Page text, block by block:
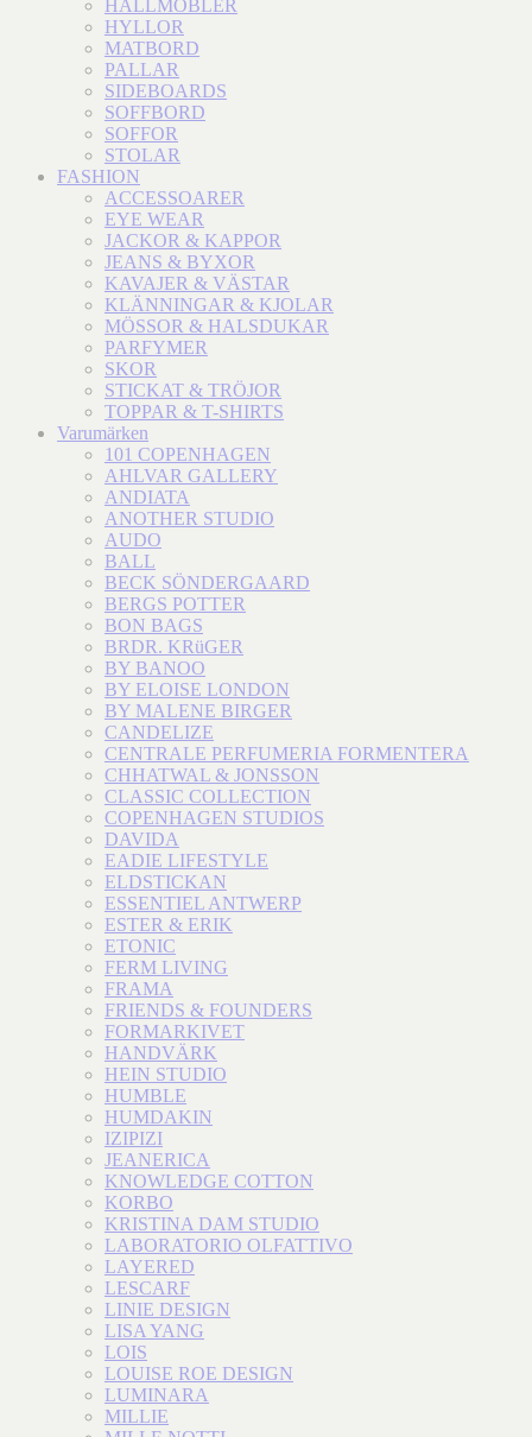
HALLMÖBLER
HYLLOR
MATBORD
PALLAR
SIDEBOARDS
SOFFBORD
SOFFOR
STOLAR
FASHION
ACCESSOARER
EYE WEAR
JACKOR & KAPPOR
JEANS & BYXOR
KAVAJER & VÄSTAR
KLÄNNINGAR & KJOLAR
MÖSSOR & HALSDUKAR
PARFYMER
SKOR
STICKAT & TRÖJOR
TOPPAR & T-SHIRTS
Varumärken
101 COPENHAGEN
AHLVAR GALLERY
ANDIATA
ANOTHER STUDIO
AUDO
BALL
BECK SÖNDERGAARD
BERGS POTTER
BON BAGS
BRDR. KRüGER
BY BANOO
BY ELOISE LONDON
BY MALENE BIRGER
CANDELIZE
CENTRALE PERFUMERIA FORMENTERA
CHHATWAL & JONSSON
CLASSIC COLLECTION
COPENHAGEN STUDIOS
DAVIDA
EADIE LIFESTYLE
ELDSTICKAN
ESSENTIEL ANTWERP
ESTER & ERIK
ETONIC
FERM LIVING
FRAMA
FRIENDS & FOUNDERS
FORMARKIVET
HANDVÄRK
HEIN STUDIO
HUMBLE
HUMDAKIN
IZIPIZI
JEANERICA
KNOWLEDGE COTTON
KORBO
KRISTINA DAM STUDIO
LABORATORIO OLFATTIVO
LAYERED
LESCARF
LINIE DESIGN
LISA YANG
LOIS
LOUISE ROE DESIGN
LUMINARA
MILLIE